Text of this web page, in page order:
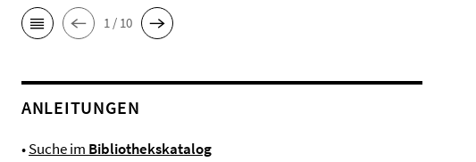
1 / 10
ANLEITUNGEN
•Suche im Bibliothekskatalog